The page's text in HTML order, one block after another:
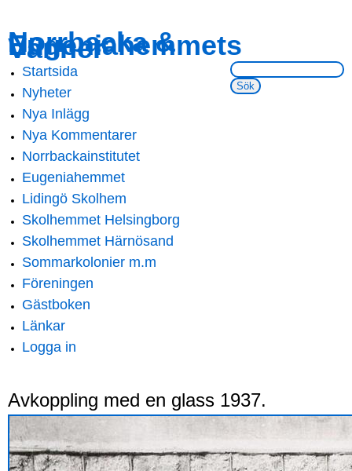
main
content
navigation
Norrbacka &
Eugeniahemmets
Vänner
Sök på webbsidan:
Main menu
Startsida
Nyheter
Nya Inlägg
Nya Kommentarer
Norrbackainstitutet
Eugeniahemmet
Lidingö Skolhem
Skolhemmet Helsingborg
Skolhemmet Härnösand
Sommarkolonier m.m
Föreningen
Gästboken
Länkar
Logga in
Avkoppling med en glass 1937.